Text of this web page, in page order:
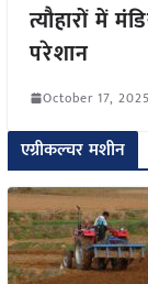
त्यौहारों में
परेशान
October 17, 2025
एग्रीकल्चर मशीन